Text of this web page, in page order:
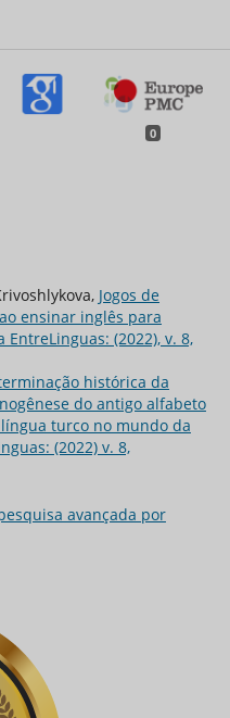
0
Jogos de
ensinar inglês para
EntreLinguas: (2022), v. 8,
histórica da
do antigo alfabeto
turco no mundo da
(2022) v. 8,
avançada por